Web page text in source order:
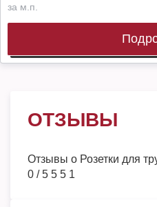
за м.п.
ОТЗЫВЫ
Отзывы о Розетки для
0 /5 5 5 1